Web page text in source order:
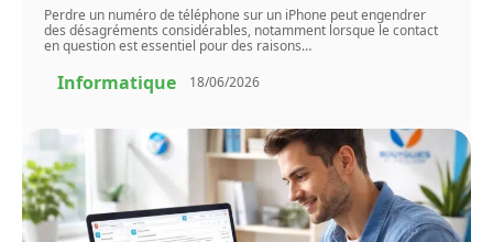
Perdre un numéro de téléphone sur un iPhone peut engendrer
des désagréments considérables, notamment lorsque le contact
en question est essentiel pour des raisons…
Informatique 18/06/2026